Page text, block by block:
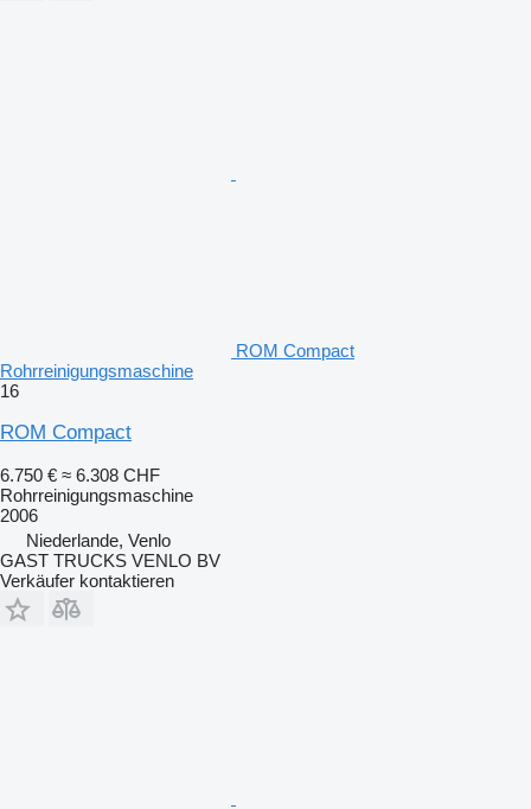
ROM Compact
Rohrreinigungsmaschine
16
ROM Compact
6.750 € ≈ 6.308 CHF
Rohrreinigungsmaschine
2006
Niederlande, Venlo
GAST TRUCKS VENLO BV
Verkäufer kontaktieren